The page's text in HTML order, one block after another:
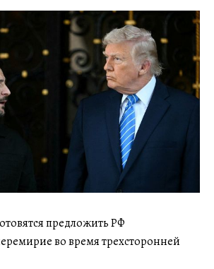
предложить РФ
во время трехсторонней